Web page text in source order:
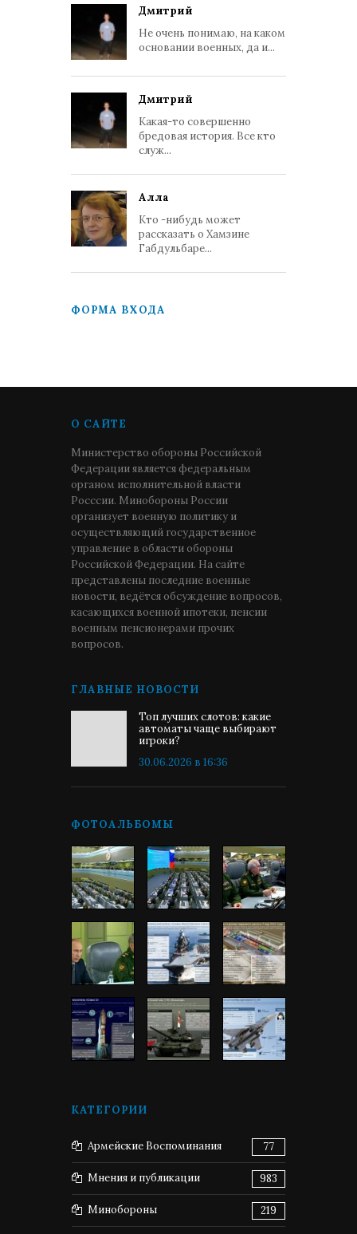
Дмитрий
Не очень понимаю, на каком
основании военных, да и...
Дмитрий
Какая-то совершенно
бредовая история. Все кто
служ...
Алла
Кто -нибудь может
рассказать о Хамзине
Габдульбаре...
ФОРМА ВХОДА
О САЙТЕ
Министерство обороны Российской
Федерации является федеральным
органом исполнительной власти
Росссии. Минобороны России
организует военную политику и
осуществляющий государственное
управление в области обороны
Российской Федерации. На сайте
представлены последние военные
новости, ведётся обсуждение вопросов,
касающихся военной ипотеки, пенсии
военным пенсионерами прочих
вопросов.
ГЛАВНЫЕ НОВОСТИ
Топ лучших слотов: какие
автоматы чаще выбирают
игроки?
30.06.2026 в 16:36
ФОТОАЛЬБОМЫ
КАТЕГОРИИ
Армейские Воспоминания 77
Мнения и публикации 983
Минобороны 219